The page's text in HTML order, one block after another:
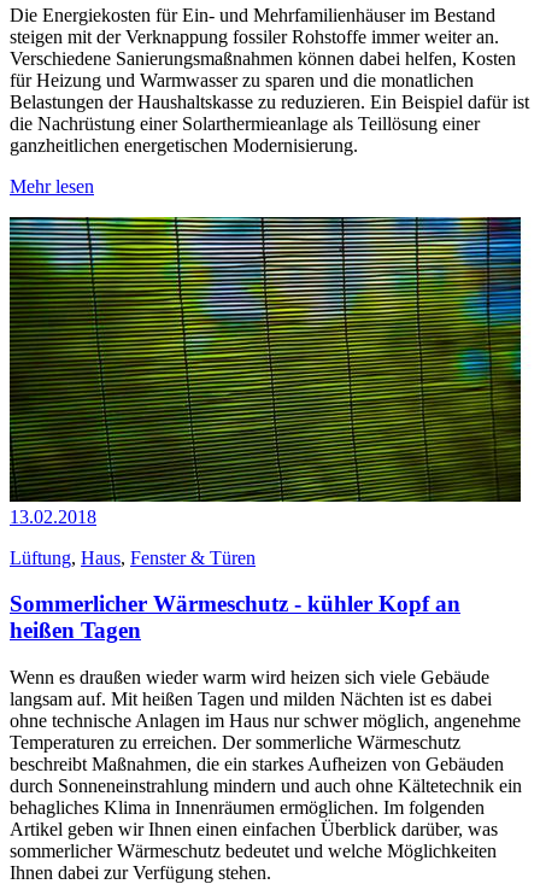
Die Energiekosten für Ein- und Mehrfamilienhäuser im Bestand
steigen mit der Verknappung fossiler Rohstoffe immer weiter an.
Verschiedene Sanierungsmaßnahmen können dabei helfen, Kosten
für Heizung und Warmwasser zu sparen und die monatlichen
Belastungen der Haushaltskasse zu reduzieren. Ein Beispiel dafür ist
die Nachrüstung einer Solarthermieanlage als Teillösung einer
ganzheitlichen energetischen Modernisierung.
Mehr lesen
13.02.2018
Lüftung, Haus, Fenster & Türen
Sommerlicher Wärmeschutz - kühler Kopf an
heißen Tagen
Wenn es draußen wieder warm wird heizen sich viele Gebäude
langsam auf. Mit heißen Tagen und milden Nächten ist es dabei
ohne technische Anlagen im Haus nur schwer möglich, angenehme
Temperaturen zu erreichen. Der sommerliche Wärmeschutz
beschreibt Maßnahmen, die ein starkes Aufheizen von Gebäuden
durch Sonneneinstrahlung mindern und auch ohne Kältetechnik ein
behagliches Klima in Innenräumen ermöglichen. Im folgenden
Artikel geben wir Ihnen einen einfachen Überblick darüber, was
sommerlicher Wärmeschutz bedeutet und welche Möglichkeiten
Ihnen dabei zur Verfügung stehen.